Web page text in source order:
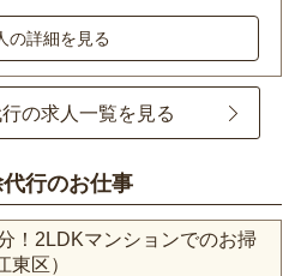
の詳細を見る
の求人一覧を見る
行のお仕事
！2LDKマンションでのお掃
東区）